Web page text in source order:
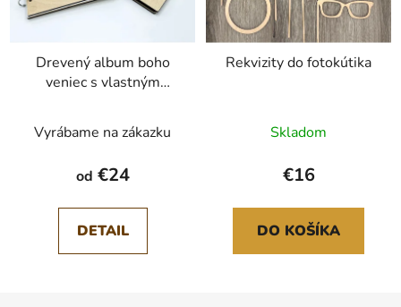
Drevený album boho
veniec s vlastným
Vyrábame na zákazku
od €24
DETAIL
Rekvizity do fotokútika
Skladom
€16
DO KOŠÍKA